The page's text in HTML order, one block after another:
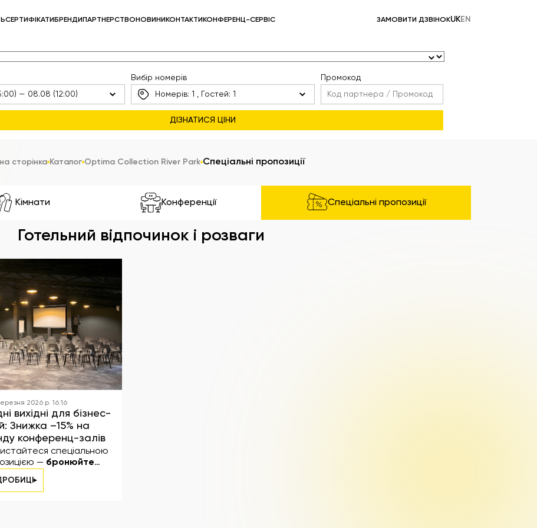
СЕРТИФІКАТИБРЕНДИПАРТНЕРСТВОНОВИНИКОНТАКТИКОНФЕРЕНЦ-СЕРВІС ЗАМОВИТИ ДЗВІНОКUKEN
Вибір номерів
Номерів: 1 , Гостей: 1
Промокод
сторінка Каталог Optima Collection River Park Спеціальні пропозиції
Кімнати Конференції Спеціальні пропозиції
Готельний відпочинок і розваги
2026 р. 16:16
вихідні для бізнес-
Знижка –15% на
конференц-залів
спеціальною
— бронюйте
–15% знижки